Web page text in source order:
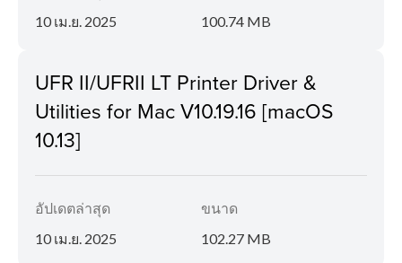
10 เม.ย. 2025
100.74 MB
UFR II/UFRII LT Printer Driver &
Utilities for Mac V10.19.16 [macOS
10.13]
อัปเดตล่าสุด
10 เม.ย. 2025
ขนาด
102.27 MB